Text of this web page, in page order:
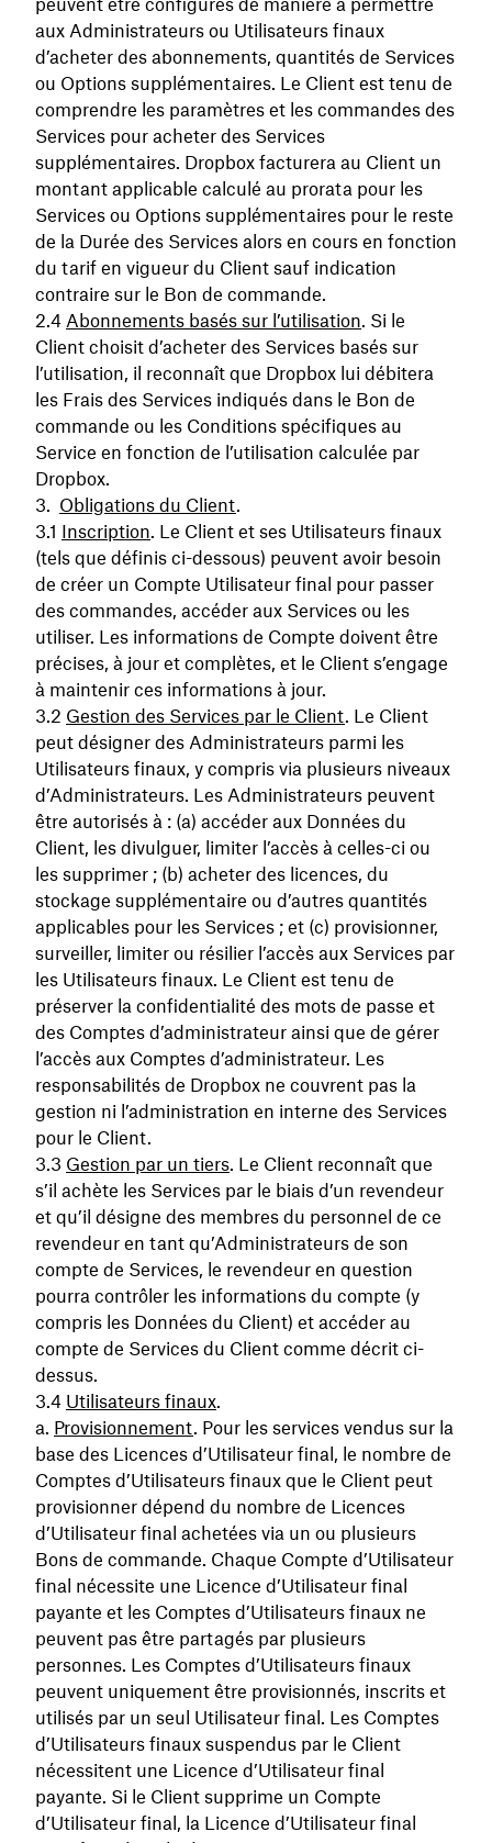
peuvent être configurés de manière à permettre
aux Administrateurs ou Utilisateurs finaux
d’acheter des abonnements, quantités de Services
ou Options supplémentaires. Le Client est tenu de
comprendre les paramètres et les commandes des
Services pour acheter des Services
supplémentaires. Dropbox facturera au Client un
montant applicable calculé au prorata pour les
Services ou Options supplémentaires pour le reste
de la Durée des Services alors en cours en fonction
du tarif en vigueur du Client sauf indication
contraire sur le Bon de commande.
Abonnements basés sur l’utilisation. Si le
Client choisit d’acheter des Services basés sur
l’utilisation, il reconnaît que Dropbox lui débitera
les Frais des Services indiqués dans le Bon de
commande ou les Conditions spécifiques au
Service en fonction de l’utilisation calculée par
Dropbox.
Obligations du Client.
Inscription. Le Client et ses Utilisateurs finaux
(tels que définis ci-dessous) peuvent avoir besoin
de créer un Compte Utilisateur final pour passer
des commandes, accéder aux Services ou les
utiliser. Les informations de Compte doivent être
précises, à jour et complètes, et le Client s’engage
à maintenir ces informations à jour.
Gestion des Services par le Client. Le Client
peut désigner des Administrateurs parmi les
Utilisateurs finaux, y compris via plusieurs niveaux
d’Administrateurs. Les Administrateurs peuvent
être autorisés à : (a) accéder aux Données du
Client, les divulguer, limiter l’accès à celles-ci ou
les supprimer ; (b) acheter des licences, du
stockage supplémentaire ou d’autres quantités
applicables pour les Services ; et (c) provisionner,
surveiller, limiter ou résilier l’accès aux Services par
les Utilisateurs finaux. Le Client est tenu de
préserver la confidentialité des mots de passe et
des Comptes d’administrateur ainsi que de gérer
l’accès aux Comptes d’administrateur. Les
responsabilités de Dropbox ne couvrent pas la
gestion ni l’administration en interne des Services
pour le Client.
Gestion par un tiers. Le Client reconnaît que
s’il achète les Services par le biais d’un revendeur
et qu’il désigne des membres du personnel de ce
revendeur en tant qu’Administrateurs de son
compte de Services, le revendeur en question
pourra contrôler les informations du compte (y
compris les Données du Client) et accéder au
compte de Services du Client comme décrit ci-
dessus.
Utilisateurs finaux.
Provisionnement. Pour les services vendus sur la
base des Licences d’Utilisateur final, le nombre de
Comptes d’Utilisateurs finaux que le Client peut
provisionner dépend du nombre de Licences
d’Utilisateur final achetées via un ou plusieurs
Bons de commande. Chaque Compte d’Utilisateur
final nécessite une Licence d’Utilisateur final
payante et les Comptes d’Utilisateurs finaux ne
peuvent pas être partagés par plusieurs
personnes. Les Comptes d’Utilisateurs finaux
peuvent uniquement être provisionnés, inscrits et
utilisés par un seul Utilisateur final. Les Comptes
d’Utilisateurs finaux suspendus par le Client
nécessitent une Licence d’Utilisateur final
payante. Si le Client supprime un Compte
d’Utilisateur final, la Licence d’Utilisateur final